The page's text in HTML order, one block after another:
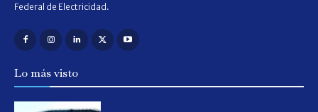
Federal de Electricidad.
Lo más visto